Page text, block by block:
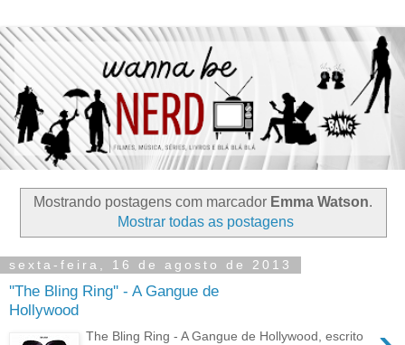
Mostrando postagens com marcador Emma Watson.
Mostrar todas as postagens
sexta-feira, 16 de agosto de 2013
''The Bling Ring'' - A Gangue de
Hollywood
The Bling Ring - A Gangue de Hollywood, escrito